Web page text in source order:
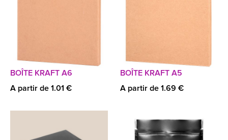
BOÎTE KRAFT A6
A partir de 1.01 €
BOÎTE KRAFT A5
A partir de 1.69 €